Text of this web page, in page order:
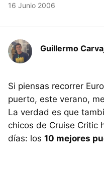
16 Junio 2006
Guillermo
Si piensas recorrer
puerto, este verano,
La verdad es que
chicos de Cruise Critic
días: los 10 mejores